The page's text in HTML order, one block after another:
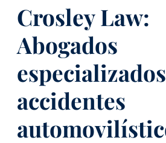
Crosley Law:
Abogados
accidentes